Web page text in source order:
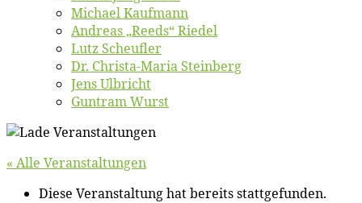
Mi­cha­el Kaufmann
An­dre­as „Reeds“ Riedel
Lutz Scheuf­ler
Dr. Chris­­ta-Ma­ria Steinberg
Jens Ulb­richt
Gun­tram Wurst
« Alle Veranstaltungen
Diese Veranstaltung hat bereits stattgefunden.